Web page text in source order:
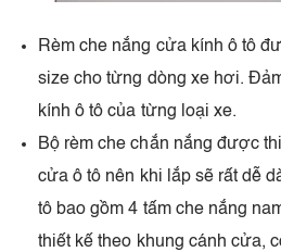
Rèm che nắng cửa kính ô tô
size cho từng dòng xe hơi.
kính ô tô của từng loại xe.
Bộ rèm che chắn nắng được
cửa ô tô nên khi lắp sẽ rất dễ
tô bao gồm 4 tấm che nắng
thiết kế theo khung cánh cửa,